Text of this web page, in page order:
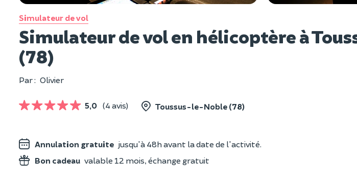
Simulateur de vol
Simulateur de vol en hélicoptère à
(78)
Par : Olivier
5,0 (4 avis) Toussus-le-Noble (78)
Annulation gratuite jusqu'à 48h avant la date de l'activité.
Bon cadeau valable 12 mois, échange gratuit